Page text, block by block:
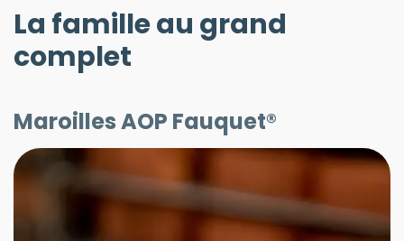
La famille au grand
complet
Maroilles AOP Fauquet®